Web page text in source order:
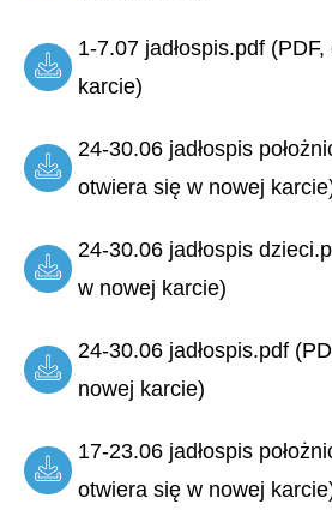
1-7.07 jadłospis.pdf
karcie)
24-30.06 jadłospis
otwiera się w nowej
24-30.06 jadłospis
w nowej karcie)
24-30.06 jadłospis.pdf
nowej karcie)
17-23.06 jadłospis
otwiera się w nowej